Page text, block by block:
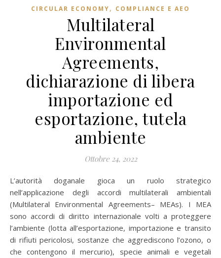
CIRCULAR ECONOMY, COMPLIANCE E AEO
Multilateral
Environmental
Agreements,
dichiarazione di libera
importazione ed
esportazione, tutela
ambiente
Ottobre 24, 2022
L’autorità doganale gioca un ruolo strategico
nell’applicazione degli accordi multilaterali ambientali
(Multilateral Environmental Agreements– MEAs). I MEA
sono accordi di diritto internazionale volti a proteggere
l’ambiente (lotta all’esportazione, importazione e transito
di rifiuti pericolosi, sostanze che aggrediscono l’ozono, o
che contengono il mercurio), specie animali e vegetali